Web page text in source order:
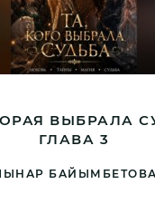
ВЫБРАЛА
ГЛАВА 3